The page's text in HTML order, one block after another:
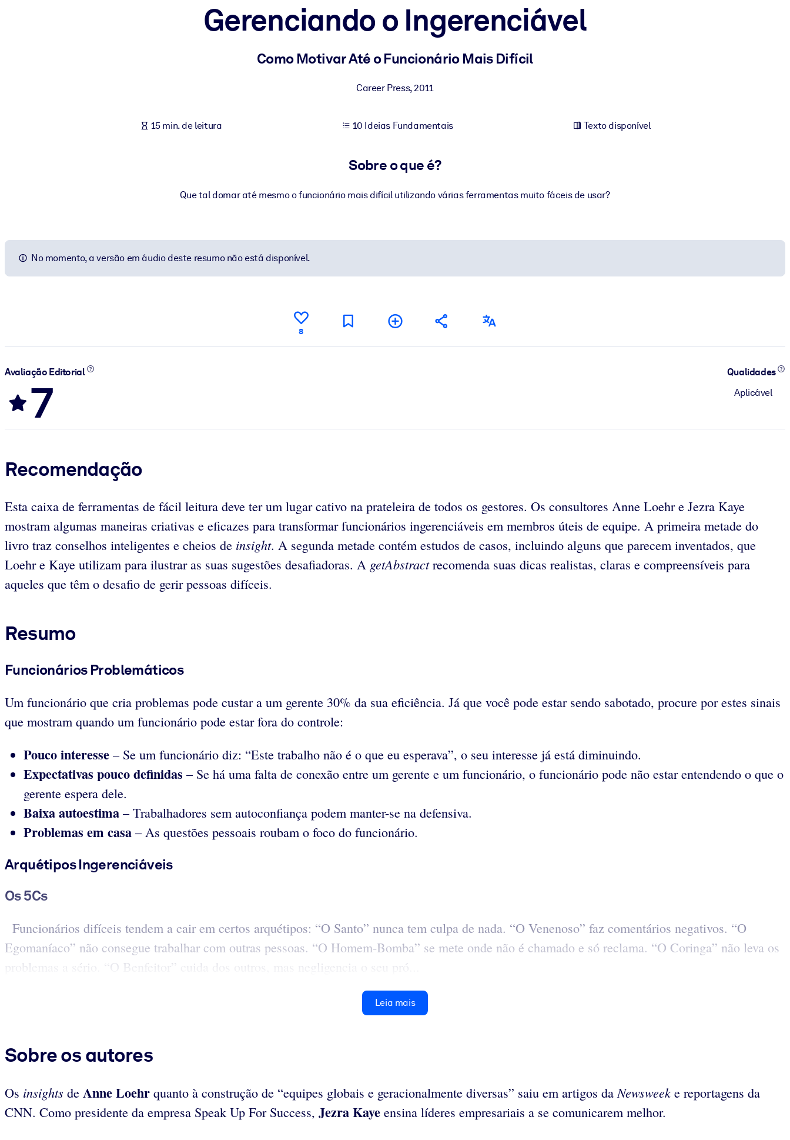
Enriqueça sua biblioteca corporativa com conhecimento de negócios confiável e pronto para uso.
Alimente seus sistemas de IA com conhecimento confiável e estruturado para melhorar os resultados.
Gerenciando o Ingerenciável
Como Motivar Até o Funcionário Mais Difícil
Career Press,2011
15 min. de leitura 10 Ideias Fundamentais Texto disponível
Sobre o que é?
Que tal domar até mesmo o funcionário mais difícil utilizando várias ferramentas muito fáceis de usar?
No momento, a versão em áudio deste resumo não está disponível.
8
Avaliação Editorial
7
Qualidades
Aplicável
Recomendação
Esta caixa de ferramentas de fácil leitura deve ter um lugar cativo na prateleira de todos os gestores. Os consultores Anne Loehr e Jezra Kaye
mostram algumas maneiras criativas e eficazes para transformar funcionários ingerenciáveis em membros úteis de equipe. A primeira metade do
livro traz conselhos inteligentes e cheios de insight. A segunda metade contém estudos de casos, incluindo alguns que parecem inventados, que
Loehr e Kaye utilizam para ilustrar as suas sugestões desafiadoras. A getAbstractrecomenda suas dicas realistas, claras e compreensíveis para
aqueles que têm o desafio de gerir pessoas difíceis.
Resumo
Funcionários Problemáticos
Um funcionário que cria problemas pode custar a um gerente 30% da sua eficiência. Já que você pode estar sendo sabotado, procure por estes sinais
que mostram quando um funcionário pode estar fora do controle:
Pouco interesse – Se um funcionário diz: “Este trabalho não é o que eu esperava”, o seu interesse já está diminuindo.
Expectativas pouco definidas – Se há uma falta de conexão entre um gerente e um funcionário, o funcionário pode não estar entendendo o que o
gerente espera dele.
Baixa autoestima – Trabalhadores sem autoconfiança podem manter-se na defensiva.
Problemas em casa – As questões pessoais roubam o foco do funcionário.
Arquétipos Ingerenciáveis
Os 5Cs
Funcionários difíceis tendem a cair em certos arquétipos: “O Santo” nunca tem culpa de nada. “O Venenoso” faz comentários negativos. “O
Egomaníaco” não consegue trabalhar com outras pessoas. “O Homem-Bomba” se mete onde não é chamado e só reclama. “O Coringa” não leva os
problemas a sério. “O Benfeitor” cuida dos outros, mas negligencia o seu pró...
Leia mais
Sobre os autores
Os insights de Anne Loehr quanto à construção de “equipes globais e geracionalmente diversas” saiu em artigos daNewsweek e reportagens da
CNN. Como presidente da empresa Speak Up For Success, Jezra Kaye ensina líderes empresariais a se comunicarem melhor.